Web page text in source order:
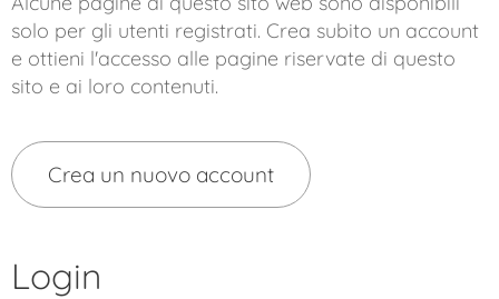
solo per gli utenti registrati. Crea subito un account
e ottieni l'accesso alle pagine riservate di questo
sito e ai loro contenuti.
Crea un nuovo account
Login